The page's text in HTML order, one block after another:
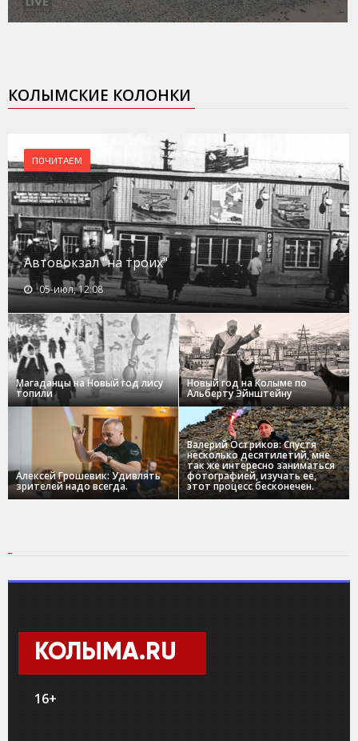
КОЛЫМСКИЕ КОЛОНКИ
ПОЧИТАЕМ
Автовокзал "на троих"
05-июл, 12:08
Магаданцы на Новый год лису
топили
Новый год на Колыме по
Альберту Эйнштейну
Алексей Грошевик: Удивлять
зрителей надо всегда.
Валерий Остриков: Спустя
несколько десятилетий, мне
так же интересно заниматься
фотографией, изучать ее,
этот процесс бесконечен.
КОЛЫМА.RU
16+